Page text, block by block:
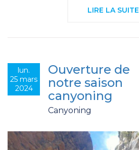
LIRE LA SUITE
lun.
25 mars
2024
Ouverture de
notre saison
canyoning
Canyoning